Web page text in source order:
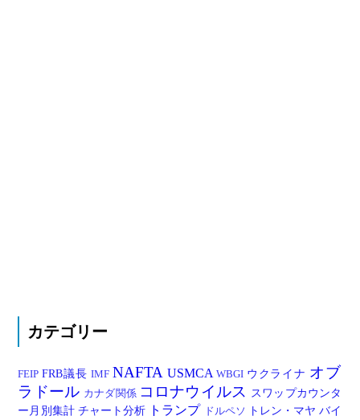
カテゴリー
FEIPFRB議長IMF NAFTA USMCAWBGI ウクライナ オブ
ラドール カナダ関係 コロナウイルス スワップカウンタ
ー月別集計 チャート分析 トランプ ドルペソ トレン・マヤバイ